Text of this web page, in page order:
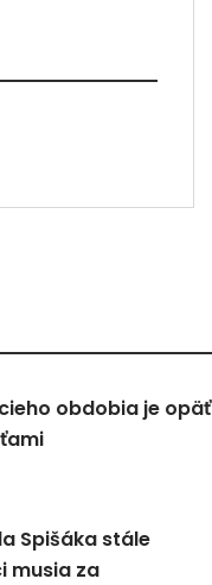
obdobia je opäť
Spišáka stále
musia za